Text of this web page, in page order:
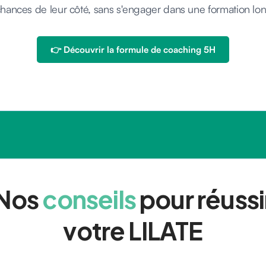
de leur côté, sans s'engager dans une formation
👉 Découvrir la formule de coaching 5H
conseilspour
votre LILATE